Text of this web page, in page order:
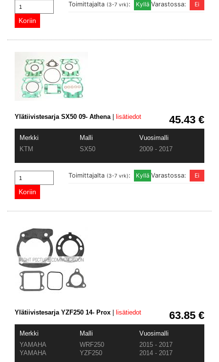
Varastossa:
Toimittajalta (3-7 vrk):
45.43 €
Ylätiivistesarja SX50 09- Athena| lisätiedot
Merkki Malli
Vuosimalli
KTM
SX50 2009 - 2017
Varastossa:
Toimittajalta (3-7 vrk):
63.85 €
Ylätiivistesarja YZF250 14- Prox lisätiedot
Merkki Malli
Vuosimalli
YAMAHA
WRF250
2015 - 2017
YAMAHA
YZF250 2014 - 2017